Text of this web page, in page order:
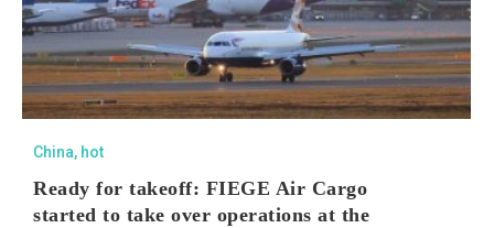
China, hot
Ready for takeoff: FIEGE Air Cargo
started to take over operations at the